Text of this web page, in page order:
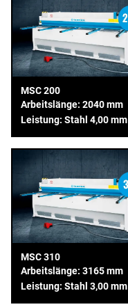
MSC 200
Arbeitslänge: 2040 mm
Leistung: Stahl 4,00 mm
MSC 310
Arbeitslänge: 3165 mm
Leistung: Stahl 3,00 mm